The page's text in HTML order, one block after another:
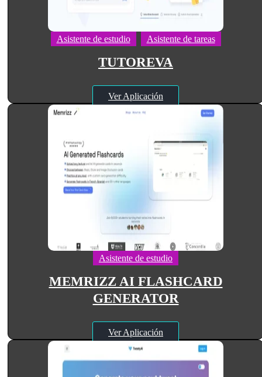
Asistente de estudio Asistente de tareas
TUTOREVA
Ver Aplicación
Asistente de estudio
MEMRIZZ AI FLASHCARD
GENERATOR
Ver Aplicación